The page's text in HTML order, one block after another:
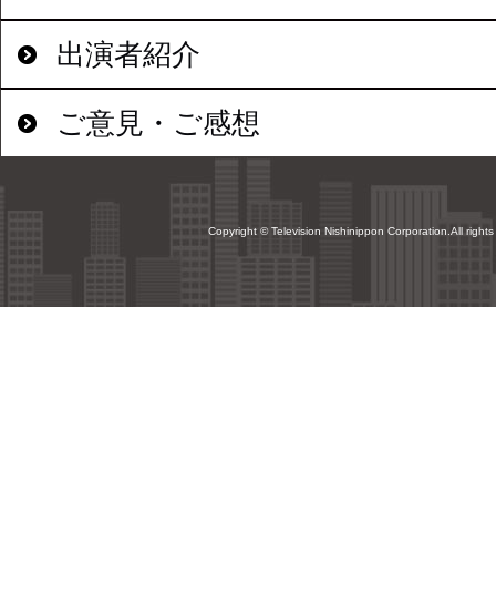
出演者紹介
ご意見・ご感想
Copyright © Television Nishinippon Corporation.All